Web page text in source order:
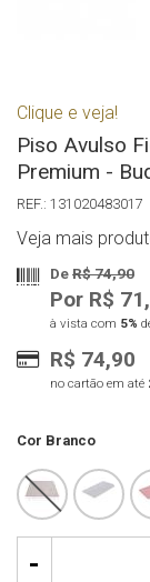
Clique e veja!
Piso Avulso
Premium -
131020483017
Veja mais
DeR$ 74,90
Por R$
à vista com 5%
R$ 74,90
no cartão em até
Cor Branco
-